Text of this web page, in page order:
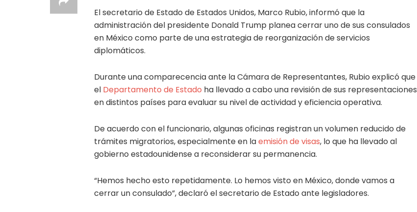
El secretario de Estado de Estados Unidos, Marco Rubio, informó que la
administración del presidente Donald Trump planea cerrar uno de sus consulados
en México como parte de una estrategia de reorganización de servicios
diplomáticos.
Durante una comparecencia ante la Cámara de Representantes, Rubio explicó que
el Departamento de Estado ha llevado a cabo una revisión de sus representaciones
en distintos países para evaluar su nivel de actividad y eficiencia operativa.
De acuerdo con el funcionario, algunas oficinas registran un volumen reducido de
trámites migratorios, especialmente en laemisión de visas, lo que ha llevado al
gobierno estadounidense a reconsiderar su permanencia.
“Hemos hecho esto repetidamente. Lo hemos visto en México, donde vamos a
cerrar un consulado”, declaró el secretario de Estado ante legisladores.